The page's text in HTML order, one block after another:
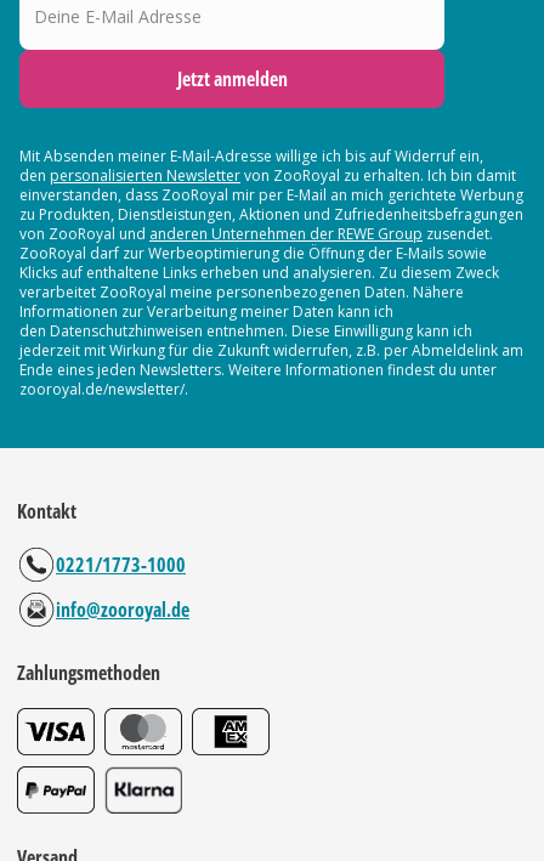
Jetzt anmelden
Mit Absenden meiner E-Mail-Adresse willige ich bis auf Widerruf ein,
den personalisierten Newslettervon ZooRoyal zu erhalten. Ich bin damit
einverstanden, dass ZooRoyal mir per E-Mail an mich gerichtete Werbung
zu Produkten, Dienstleistungen, Aktionen und Zufriedenheitsbefragungen
von ZooRoyal und anderen Unternehmen der REWE Group zusendet.
ZooRoyal darf zur Werbeoptimierung die Öffnung der E-Mails sowie
Klicks auf enthaltene Links erheben und analysieren. Zu diesem Zweck
verarbeitet ZooRoyal meine personenbezogenen Daten. Nähere
Informationen zur Verarbeitung meiner Daten kann ich
den Datenschutzhinweisen entnehmen. Diese Einwilligung kann ich
jederzeit mit Wirkung für die Zukunft widerrufen, z.B. per Abmeldelink am
Ende eines jeden Newsletters. Weitere Informationen findest du unter
zooroyal.de/newsletter/.
Kontakt
0221/1773-1000
info@zooroyal.de
Zahlungsmethoden